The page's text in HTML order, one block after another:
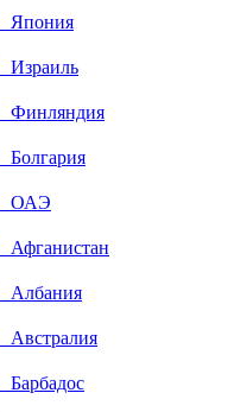
Япония
Израиль
Финляндия
Болгария
ОАЭ
Афганистан
Албания
Австралия
Барбадос